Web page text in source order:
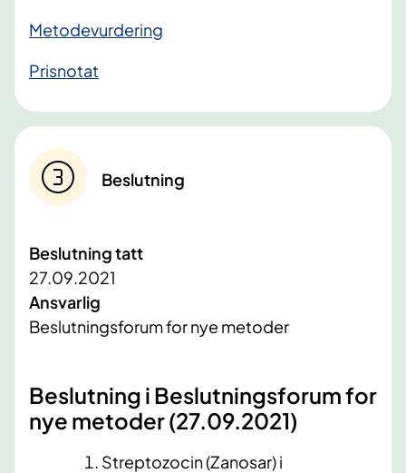
Metodevurdering
Prisnotat
Beslutning
Beslutning tatt
27.09.2021
Ansvarlig
Beslutningsforum for nye metoder
​Beslutning i Beslutningsforum for
nye metoder (27.09​.2021)​
Streptozocin (Zanosar) i